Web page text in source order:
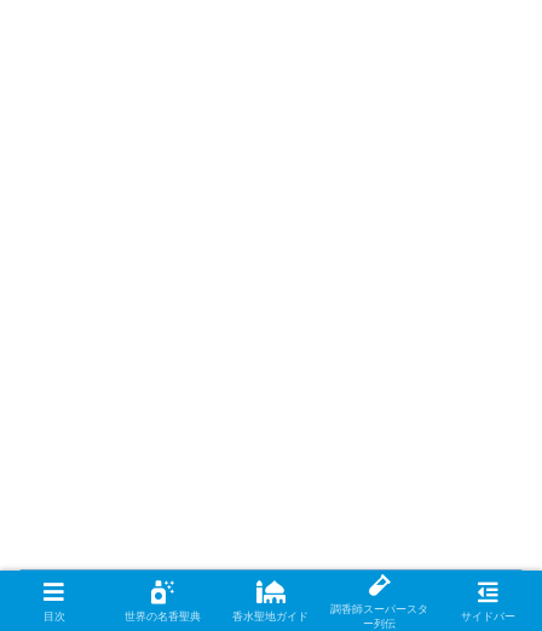
この香りから思い浮かべる映画と音楽に
目次 世界の名香聖典 香水聖地ガイド
調香師スーパースタ
ー列伝
サイドバー